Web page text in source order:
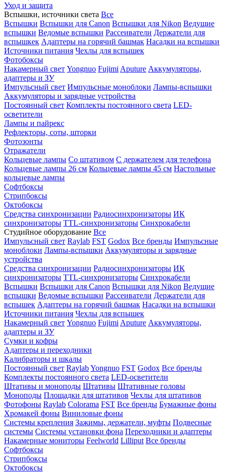
Уход и защита
Вспышки, источники света Все
Вспышки Вспышки для Canon Вспышки для Nikon Ведущие
вспышки Ведомые вспышки Рассеиватели Держатели для
вспышкек Адаптеры на горячий башмак Насадки на вспышки
Источники питания Чехлы для вспышек
Фотобоксы
Накамерный свет Yongnuo Fujimi Aputure Аккумуляторы,
адаптеры и ЗУ
Импульсный свет Импульсные моноблоки Лампы-вспышки
Аккумуляторы и зарядные устройства
Постоянный свет Комплекты постоянного света LED-
осветители
Лампы и пайрекс
Рефлекторы, соты, шторки
Фотозонты
Отражатели
Кольцевые лампы Со штативом С держателем для телефона
Кольцевые лампы 26 см Кольцевые лампы 45 см Настольные
кольцевые лампы
Софтбоксы
Стрипбоксы
Октобоксы
Средства синхронизации Радиосинхронизаторы ИК
синхронизаторы TTL-синхронизаторы Синхрокабели
Студийное оборудование Все
Импульсный свет Raylab FST Godox Все бренды Импульсные
моноблоки Лампы-вспышки Аккумуляторы и зарядные
устройства
Средства синхронизации Радиосинхронизаторы ИК
синхронизаторы TTL-синхронизаторы Синхрокабели
Вспышки Вспышки для Canon Вспышки для Nikon Ведущие
вспышки Ведомые вспышки Рассеиватели Держатели для
вспышек Адаптеры на горячий башмак Насадки на вспышки
Источники питания Чехлы для вспышек
Накамерный свет Yongnuo Fujimi Aputure Аккумуляторы,
адаптеры и ЗУ
Сумки и кофры
Адаптеры и переходники
Калибраторы и шкалы
Постоянный свет RaylabYongnuo FST Godox Все бренды
Комплекты постоянного света LED-осветители
Штативы и моноподы Штативы Штативные головы
Моноподы Площадки для штативов Чехлы для штативов
Фотофоны Raylab Colorama FST Все бренды Бумажные фоны
Хромакей фоны Виниловые фоны
Системы крепления Зажимы, держатели, муфты Подвесные
системы Системы установки фона Переходники и адаптеры
Накамерные мониторы Feelworld Lilliput Все бренды
Софтбоксы
Стрипбоксы
Октобоксы